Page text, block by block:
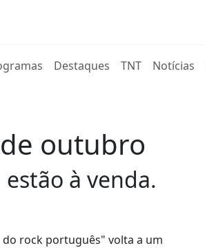
Destaques TNT Notícias
outubro
à venda.
rock português" volta a um